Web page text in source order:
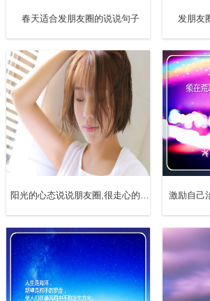
10、我爱我的祖国，即便是他生病了，
者，致敬每一个背后默默支持祖国的中
油！
鸡生病了，我亲爱的祖国，加油！快快
12、在大家团圆的日子，祖国母亲生病
来，加油！
春天适合发朋友圈的说说句子 发朋友
阳光的心态说说朋友圈,很走心的干净短句 激励自己